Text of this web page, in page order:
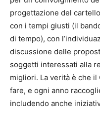
progettazione del
con i tempi giusti (il
di tempo), con
discussione delle
soggetti interessati alla
migliori. La verità è che il
fare, e ogni anno
includendo anche